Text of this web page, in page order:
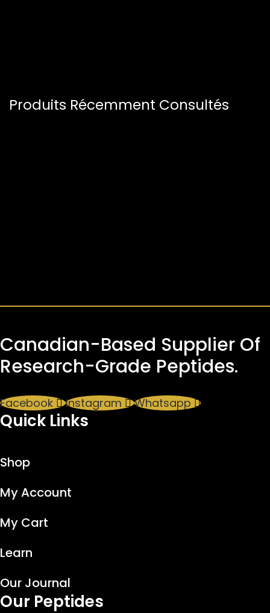
Produits Récemment Consultés
Canadian-Based Supplier Of
Research-Grade Peptides.
Facebook Instagram Whatsapp
Quick Links
Shop
My Account
My Cart
Learn
Our Journal
Our Peptides